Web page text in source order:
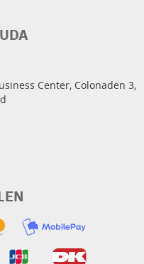
Center, Colonaden 3,